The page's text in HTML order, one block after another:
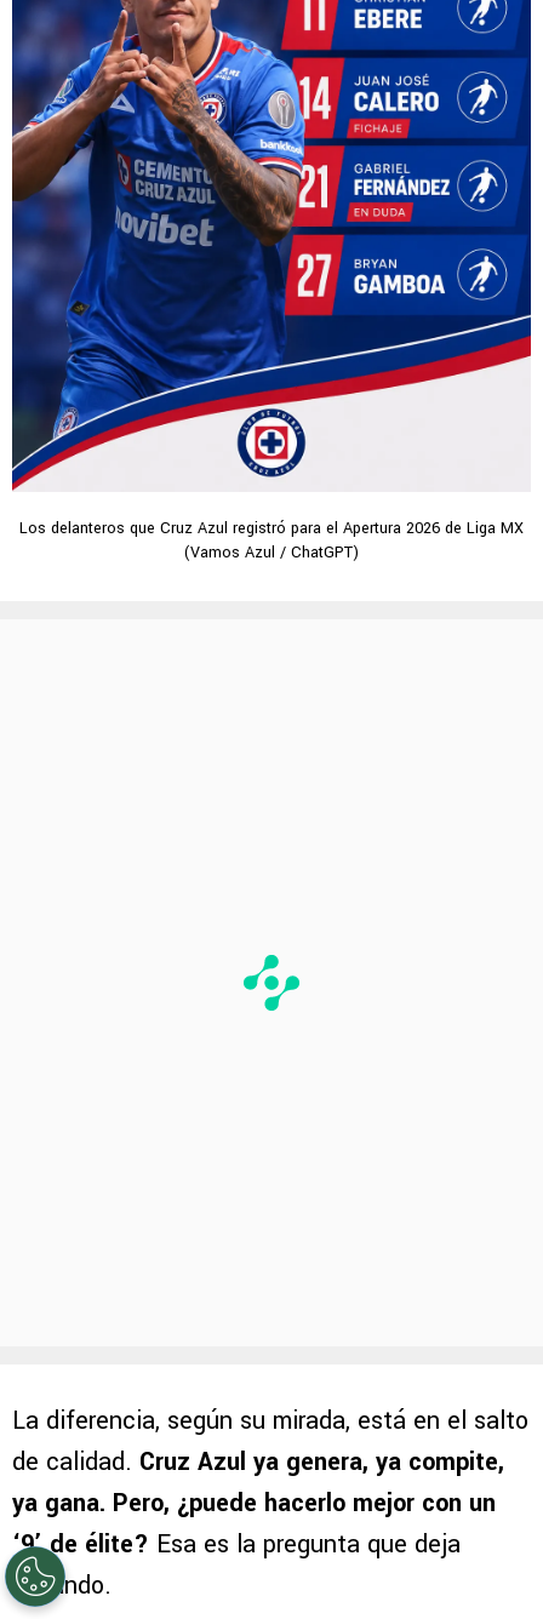
Los delanteros que Cruz Azul registró para el Apertura 2026 de Liga MX
(Vamos Azul / ChatGPT)
La diferencia, según su mirada, está en el salto
de calidad. Cruz Azul ya genera, ya compite,
ya gana. Pero, ¿puede hacerlo mejor con un
‘9’ de élite? Esa es la pregunta que deja
flotando.